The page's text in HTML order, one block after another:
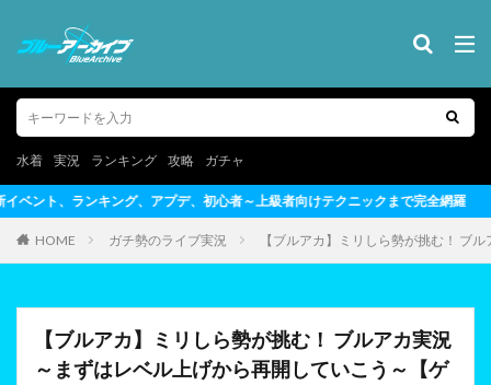
水着 実況 ランキング 攻略 ガチャ
者～上級者向けテクニックまで完全網羅
HOME ガチ勢のライブ実況 【ブルアカ】ミリしら勢が挑む！ ブ
【ブルアカ】ミリしら勢が挑む！ ブルアカ実況
～まずはレベル上げから再開していこう～【ゲ